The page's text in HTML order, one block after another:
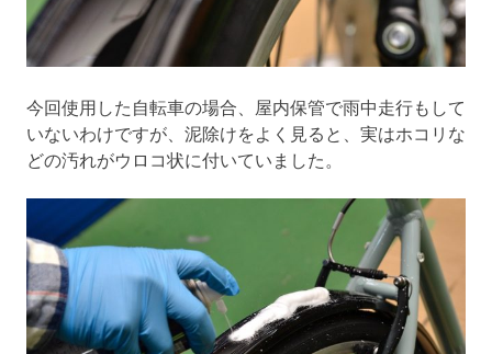
今回使用した自転車の場合、屋内保管で雨中走行もして
いないわけですが、泥除けをよく見ると、実はホコリな
どの汚れがウロコ状に付いていました。